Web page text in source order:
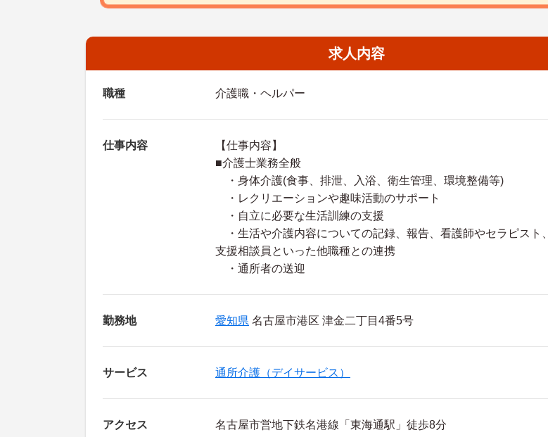
求人内容
職種 介護職・ヘルパー
仕事内容
【仕事内容】
■介護士業務全般
・身体介護(食事、排泄、入浴、衛生管理、環境整備等)
・レクリエーションや趣味活動のサポート
・自立に必要な生活訓練の支援
・生活や介護内容についての記録、報告、看護師やセラピスト、
支援相談員といった他職種との連携
・通所者の送迎
勤務地 愛知県 名古屋市港区 津金二丁目4番5号
サービス 通所介護（デイサービス）
アクセス 名古屋市営地下鉄名港線「東海通駅」徒歩8分